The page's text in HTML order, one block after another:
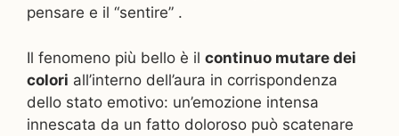
pensare e il “sentire” .
Il fenomeno più bello è il continuo mutare dei
colori all’interno dell’aura in corrispondenza
dello stato emotivo: un’emozione intensa
innescata da un fatto doloroso può scatenare